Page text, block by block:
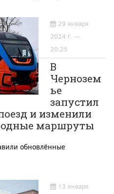
29 января
2024 г. —
20:25
В
Чернозем
ье
запустил
и изменили
маршруты
обновлённые
13 января